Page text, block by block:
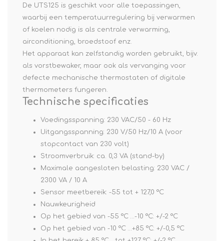
De UTS125 is geschikt voor alle toepassingen,
waarbij een temperatuurregulering bij verwarmen
of koelen nodig is als centrale verwarming,
airconditioning, broedstoof enz.
Het apparaat kan zelfstandig worden gebruikt, bijv.
als vorstbewaker, maar ook als vervanging voor
defecte mechanische thermostaten of digitale
thermometers fungeren.
Technische specificaties
Voedingsspanning: 230 VAC/50 - 60 Hz
Uitgangsspanning: 230 V/50 Hz/10 A (voor
stopcontact van 230 volt)
Stroomverbruik: ca. 0,3 VA (stand-by)
Maximale aangesloten belasting: 230 VAC /
2300 VA / 10 A
Sensor meetbereik: -55 tot + 127,0 °C
Nauwkeurigheid
Op het gebied van -55 °C …-10 °C: +/-2 °C
Op het gebied van -10 °C …+85 °C: +/-0,5 °C